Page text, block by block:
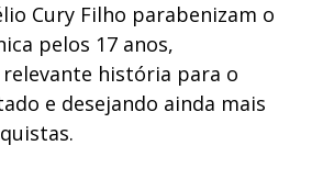
Cury Filho parabenizam o
pelos 17 anos,
história para o
e desejando ainda mais